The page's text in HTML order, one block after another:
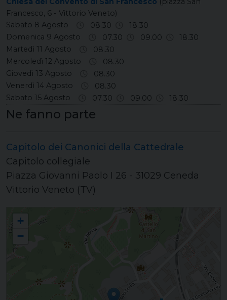
Francesco, 6 - Vittorio Veneto)
Sabato 8 Agosto
08.30
18.30
Domenica 9 Agosto
07.30 09.00
18.30
Martedì 11 Agosto
08.30
Mercoledì 12 Agosto
08.30
Giovedì 13 Agosto
08.30
Venerdì 14 Agosto
08.30
Sabato 15 Agosto
07.30 09.00 18.30
Ne fanno parte
Capitolo dei Canonici della Cattedrale
Capitolo collegiale
Piazza Giovanni Paolo I 26 - 31029 Ceneda
Vittorio Veneto (TV)
CENEDA (CATTEDRALE) Santa Maria Assunta
+
−